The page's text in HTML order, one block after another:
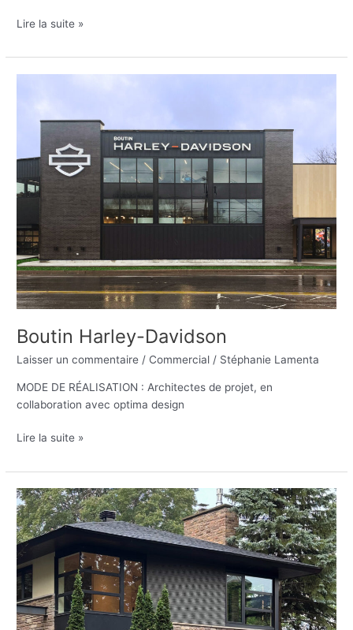
Lire la suite »
Boutin Harley-Davidson
Laisser un commentaire / Commercial / Stéphanie Lamenta
MODE DE RÉALISATION : Architectes de projet, en
collaboration avec optima design
Lire la suite »
Résidence
Roselawn